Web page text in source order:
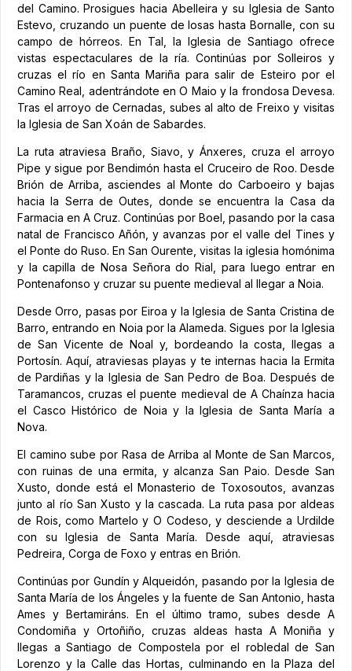
del Camino. Prosigues hacia Abelleira y su Iglesia de Santo
Estevo, cruzando un puente de losas hasta Bornalle, con su
campo de hórreos. En Tal, la Iglesia de Santiago ofrece
vistas espectaculares de la ría. Continúas por Solleiros y
cruzas el río en Santa Mariña para salir de Esteiro por el
Camino Real, adentrándote en O Maio y la frondosa Devesa.
Tras el arroyo de Cernadas, subes al alto de Freixo y visitas
la Iglesia de San Xoán de Sabardes.
La ruta atraviesa Braño, Siavo, y Ánxeres, cruza el arroyo
Pipe y sigue por Bendimón hasta el Cruceiro de Roo. Desde
Brión de Arriba, asciendes al Monte do Carboeiro y bajas
hacia la Serra de Outes, donde se encuentra la Casa da
Farmacia en A Cruz. Continúas por Boel, pasando por la casa
natal de Francisco Añón, y avanzas por el valle del Tines y
el Ponte do Ruso. En San Ourente, visitas la iglesia homónima
y la capilla de Nosa Señora do Rial, para luego entrar en
Pontenafonso y cruzar su puente medieval al llegar a Noia.
Desde Orro, pasas por Eiroa y la Iglesia de Santa Cristina de
Barro, entrando en Noia por la Alameda. Sigues por la Iglesia
de San Vicente de Noal y, bordeando la costa, llegas a
Portosín. Aquí, atraviesas playas y te internas hacia la Ermita
de Pardiñas y la Iglesia de San Pedro de Boa. Después de
Taramancos, cruzas el puente medieval de A Chaínza hacia
el Casco Histórico de Noia y la Iglesia de Santa María a
Nova.
El camino sube por Rasa de Arriba al Monte de San Marcos,
con ruinas de una ermita, y alcanza San Paio. Desde San
Xusto, donde está el Monasterio de Toxosoutos, avanzas
junto al río San Xusto y la cascada. La ruta pasa por aldeas
de Rois, como Martelo y O Codeso, y desciende a Urdilde
con su Iglesia de Santa María. Desde aquí, atraviesas
Pedreira, Corga de Foxo y entras en Brión.
Continúas por Gundín y Alqueidón, pasando por la Iglesia de
Santa María de los Ángeles y la fuente de San Antonio, hasta
Ames y Bertamiráns. En el último tramo, subes desde A
Condomiña y Ortoñiño, cruzas aldeas hasta A Moniña y
llegas a Santiago de Compostela por el robledal de San
Lorenzo y la Calle das Hortas, culminando en la Plaza del